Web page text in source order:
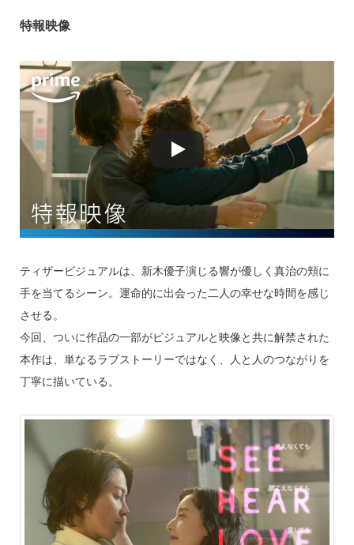
特報映像
ティザービジュアルは、新木優子演じる響が優しく真治の頬に
手を当てるシーン。運命的に出会った二人の幸せな時間を感じ
させる。
今回、ついに作品の一部がビジュアルと映像と共に解禁された
本作は、単なるラブストーリーではなく、人と人のつながりを
丁寧に描いている。